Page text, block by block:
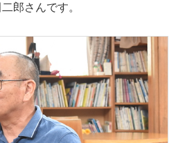
郎さんです。